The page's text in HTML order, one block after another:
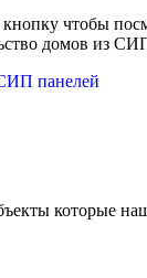
чтобы
домов из
панелей
которые